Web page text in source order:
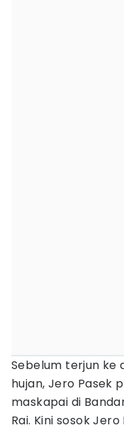
Sebelum terjun ke
hujan, Jero Pasek
maskapai di
Rai. Kini sosok